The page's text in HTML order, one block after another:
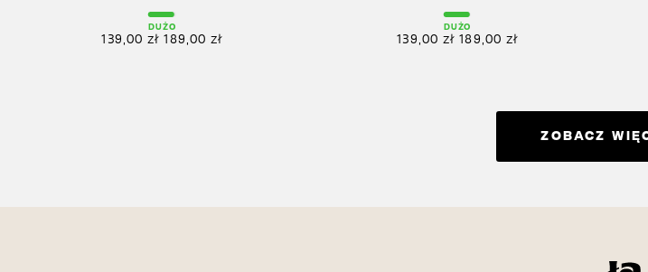
DUŻO
139,00 zł 189,00 zł
DUŻO
139,00 zł 189,00 zł
ZOBACZ